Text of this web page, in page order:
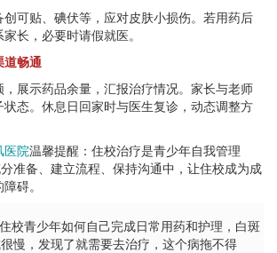
可贴、碘伏等，应对皮肤小损伤。若用药后
长，必要时请假就医。
畅通
展示药品余量，汇报治疗情况。家长与老师
态。休息日回家时与医生复诊，动态调整方
医院温馨提醒：住校治疗是青少年自我管理
准备、建立流程、保持沟通中，让住校成为成
碍。
校青少年如何自己完成日常用药和护理 ，白斑
慢，发现了就需要去治疗，这个病拖不得